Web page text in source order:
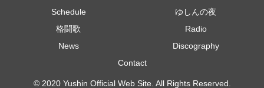
Schedule
ゆしんの夜
格闘歌
Radio
News
Discography
Contact
© 2020 Yushin Official Web Site. All Rights Reserved.